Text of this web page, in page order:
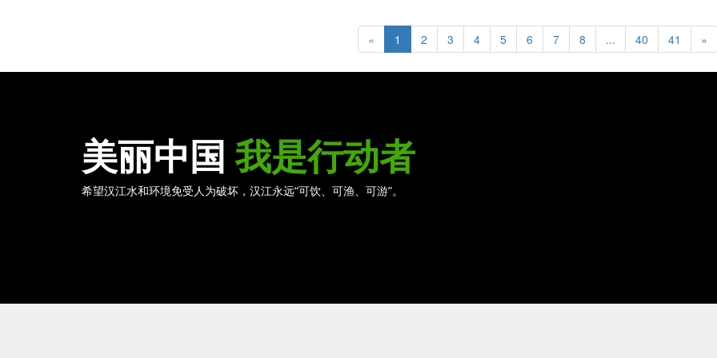
« 1 2 3 4 5 6 7 8 ... 40 41 »
美丽中国 我是行动者
希望汉江水和环境免受人为破坏，汉江永远“可饮、可渔、可游”。